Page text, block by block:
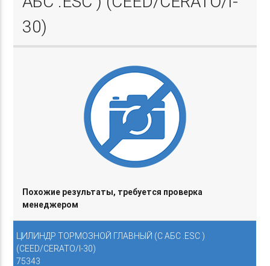
30)
ЦИЛИНДР ТОРМОЗНОЙ ГЛАВНЫЙ (С АБС .ESC )
(CEED/CERATO/I-30)
75343
Похожие результаты, требуется проверка
менеджером